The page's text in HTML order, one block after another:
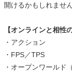
開けるかもしれません
【オンラインと相性
・アクション
・FPS／TPS
・オープンワールド